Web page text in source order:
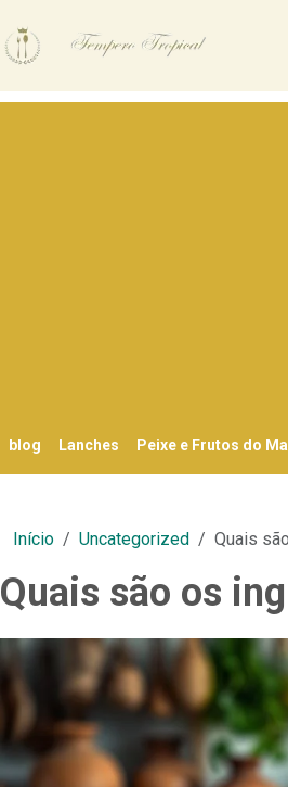
blog Lanches Peixe e Frutos do
Início Uncategorized Quais
Quais são os